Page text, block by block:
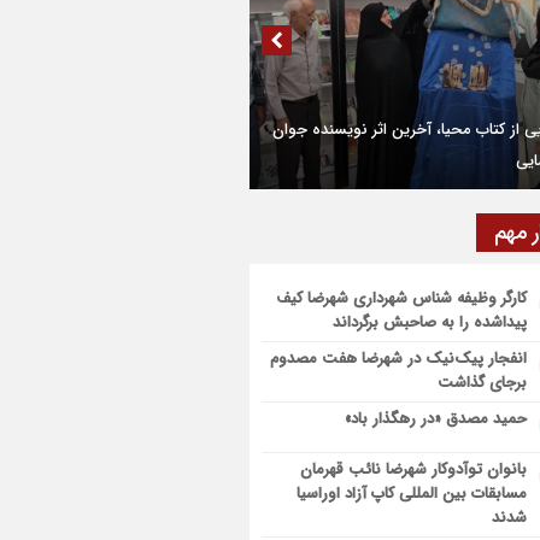
۹۱۰ تن قیر برای آسفالت جاده های کشاورزی
و دهاقان اختصاص یافت
مرکز هوش مصنوعی و کسب‌ و کار
شهرستان شهرضا افتتاح شد
روی اربعین، ادامه نهضت حسینی است
موکب بقیه الله الاعظم (عج) از شهرضا به
قرار گرفت
تومان تسهیلات اشتغالزایی بهمهم
کارگر وظیفه شناس شهرداری شهرضا کیف
پیداشده را به صاحبش برگرداند
انفجار پیک‌نیک در شهرضا هفت مصدوم
برجای گذاشت
حمید مصدق «در رهگذار باد»
بانوان توآدوکار شهرضا نائب قهرمان
مسابقات بین المللی کاپ آزاد اوراسیا
شدند